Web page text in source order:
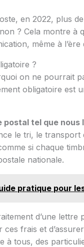
en 2022, plus
? Cela montre à
même à l’ère
?
on ne pourrait
obligatoire est
tel que
le tri, le transport
si chaque
nationale.
pratique pour
d’une lettre
frais et
à tous, des